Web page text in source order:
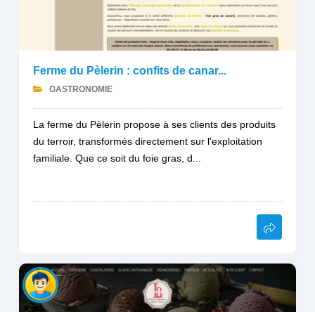
Ferme du Pèlerin : confits de canar...
GASTRONOMIE
La ferme du Pèlerin propose à ses clients des produits
du terroir, transformés directement sur l'exploitation
familiale. Que ce soit du foie gras, d...